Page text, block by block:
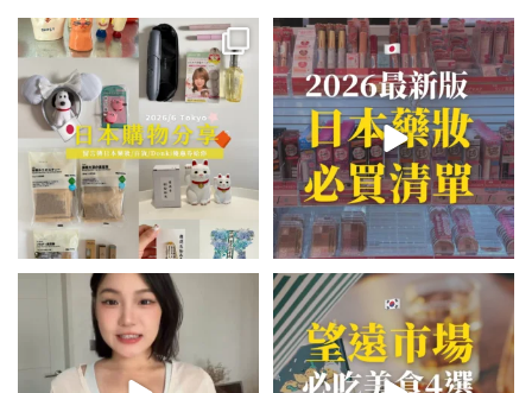
💭留言「免費」傳日本藥妝店/百
貨/機場/Donki/折價券給你...
413 43
2026🇯🇵日本藥妝店必買什麼
日本最近紅什麼？...
123 20
💭留言「美背」傳🔗給你！
🏷️#吉推韓國 🇰🇷
...
48 20
\🇰🇷韓國望遠市場4家必吃美食
😋/
💭留言「望遠市場」傳地址給你
345 59